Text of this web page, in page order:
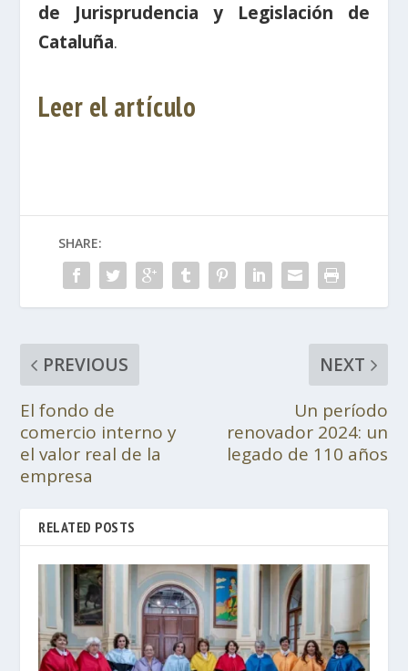
de Jurisprudencia y Legislación de
Cataluña.
Leer el artículo
SHARE:
PREVIOUS
El fondo de
comercio interno y
el valor real de la
empresa
NEXT
Un período
renovador 2024: un
legado de 110 años
RELATED POSTS